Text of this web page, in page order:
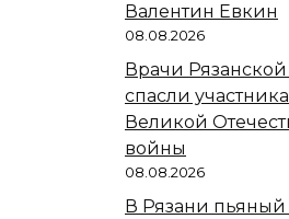
Валентин Евкин
08.08.2026
Врачи
спасли участника
Великой
войны
08.08.2026
В Рязани